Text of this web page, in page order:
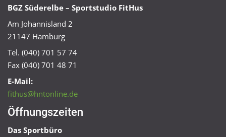
BGZ Süderelbe – Sportstudio FitHus
Am Johannisland 2
21147 Hamburg
Tel. (040) 701 57 74
Fax (040) 701 48 71
E-Mail:
fithus@hntonline.de
Öffnungszeiten
Das Sportbüro